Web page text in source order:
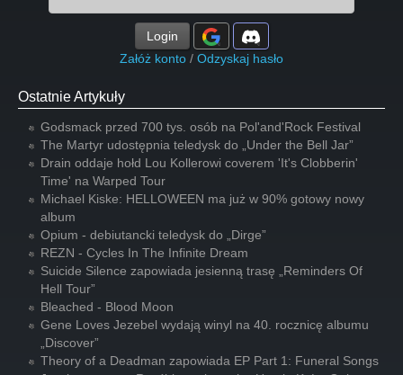
Login
Załóż konto / Odzyskaj hasło
Ostatnie Artykuły
Godsmack przed 700 tys. osób na Pol'and'Rock Festival
The Martyr udostępnia teledysk do „Under the Bell Jar”
Drain oddaje hołd Lou Kollerowi coverem 'It's Clobberin'
Time' na Warped Tour
Michael Kiske: HELLOWEEN ma już w 90% gotowy nowy
album
Opium - debiutancki teledysk do „Dirge”
REZN - Cycles In The Infinite Dream
Suicide Silence zapowiada jesienną trasę „Reminders Of
Hell Tour”
Bleached - Blood Moon
Gene Loves Jezebel wydają winyl na 40. rocznicę albumu
„Discover”
Theory of a Deadman zapowiada EP Part 1: Funeral Songs